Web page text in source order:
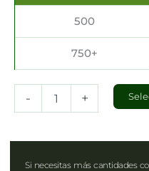
500
750+
- +
Si necesitas más cantidades